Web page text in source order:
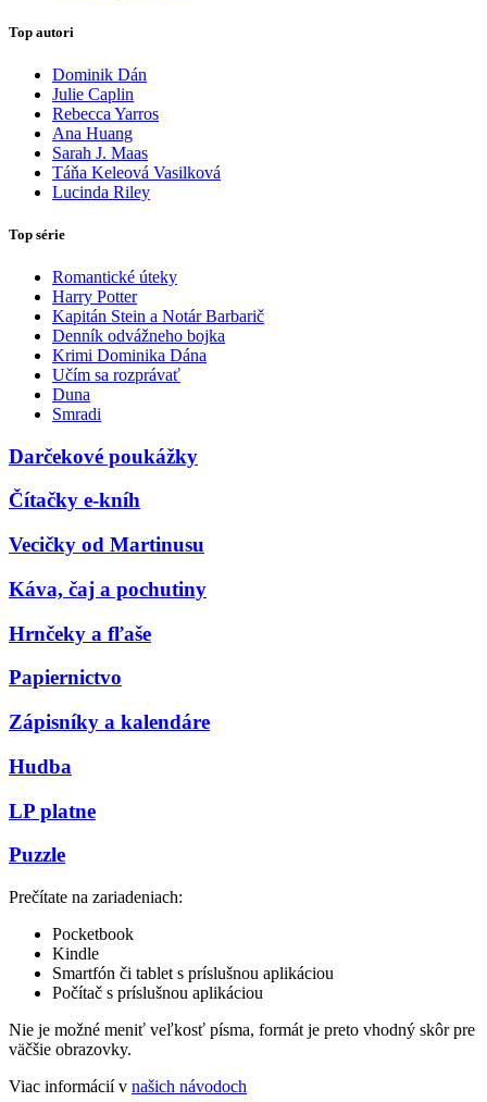
Top autori
Dominik Dán
Julie Caplin
Rebecca Yarros
Ana Huang
Sarah J. Maas
Táňa Keleová Vasilková
Lucinda Riley
Top série
Romantické úteky
Harry Potter
Kapitán Stein a Notár Barbarič
Denník odvážneho bojka
Krimi Dominika Dána
Učím sa rozprávať
Duna
Smradi
Darčekové poukážky
Čítačky e-kníh
Vecičky od Martinusu
Káva, čaj a pochutiny
Hrnčeky a fľaše
Papiernictvo
Zápisníky a kalendáre
Hudba
LP platne
Puzzle
Prečítate na zariadeniach:
Pocketbook
Kindle
Smartfón či tablet s príslušnou aplikáciou
Počítač s príslušnou aplikáciou
Nie je možné meniť veľkosť písma, formát je preto vhodný skôr pre
väčšie obrazovky.
Viac informácií v našich návodoch